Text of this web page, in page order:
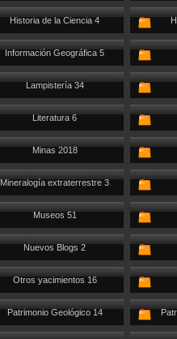
Historia de la Ciencia 4
Información Geográfica 5
Lampistería 34
Literatura 6
Minas 2018
Mineralogía extraterrestre 3
Museos 51
Nuevos Blogs 2
Otros yacimientos 16
Patrimonio Geológico 14